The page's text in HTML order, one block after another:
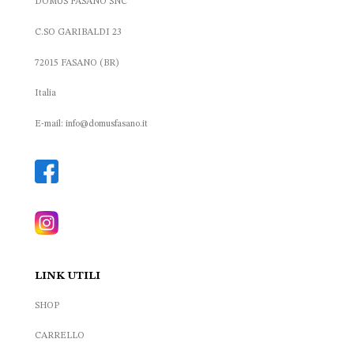
DOMUS FASANO SNC
C.SO GARIBALDI 23
72015 FASANO (BR)
Italia
E-mail: info@domusfasano.it
LINK UTILI
SHOP
CARRELLO